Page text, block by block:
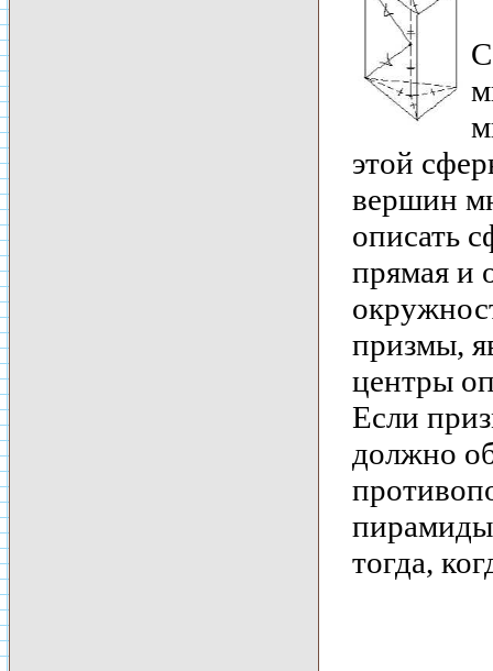
этой
вершин
описать
прямая и
призмы,
центры
Если
должно
пирамиды
тогда,